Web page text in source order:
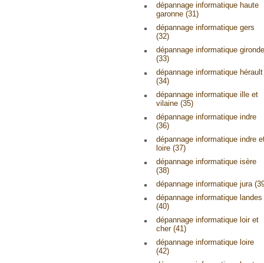
dépannage informatique haute
garonne (31)
dépannage informatique gers
(32)
dépannage informatique gironde
(33)
dépannage informatique hérault
(34)
dépannage informatique ille et
vilaine (35)
dépannage informatique indre
(36)
dépannage informatique indre
loire (37)
dépannage informatique isère
(38)
dépannage informatique jura
dépannage informatique landes
(40)
dépannage informatique loir et
cher (41)
dépannage informatique loire
(42)